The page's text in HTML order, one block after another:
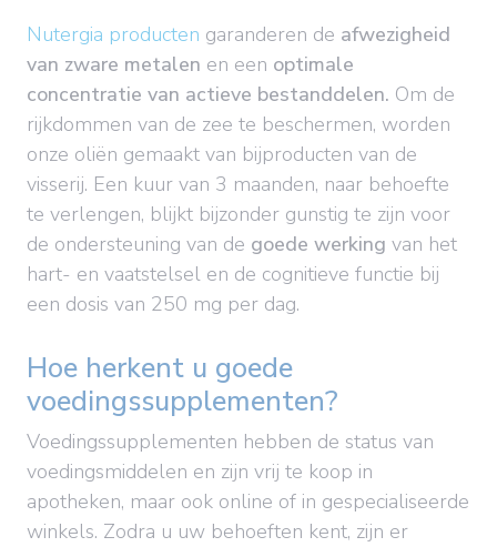
Nutergia producten garanderen de afwezigheid
van zware metalen en een optimale
concentratie van actieve bestanddelen. Om de
rijkdommen van de zee te beschermen, worden
onze oliën gemaakt van bijproducten van de
visserij. Een kuur van 3 maanden, naar behoefte
te verlengen, blijkt bijzonder gunstig te zijn voor
de ondersteuning van de goede werking van het
hart- en vaatstelsel en de cognitieve functie bij
een dosis van 250 mg per dag.
Hoe herkent u goede
voedingssupplementen?
Voedingssupplementen hebben de status van
voedingsmiddelen en zijn vrij te koop in
apotheken, maar ook online of in gespecialiseerde
winkels. Zodra u uw behoeften kent, zijn er